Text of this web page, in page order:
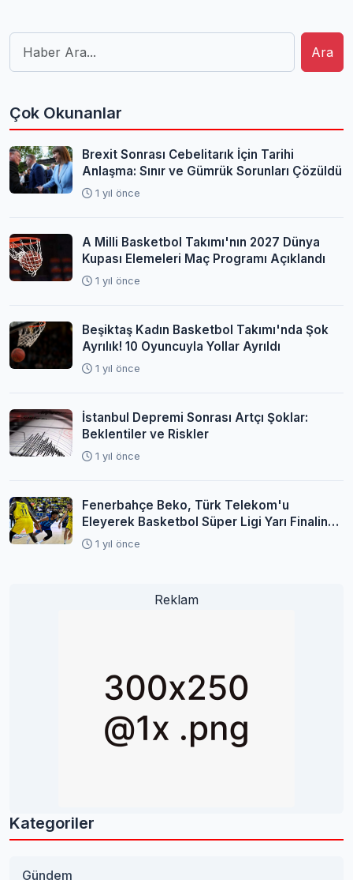
Ara
Çok Okunanlar
Brexit Sonrası Cebelitarık İçin Tarihi
Anlaşma: Sınır ve Gümrük Sorunları Çözüldü
1 yıl önce
A Milli Basketbol Takımı'nın 2027 Dünya
Kupası Elemeleri Maç Programı Açıklandı
1 yıl önce
Beşiktaş Kadın Basketbol Takımı'nda Şok
Ayrılık! 10 Oyuncuyla Yollar Ayrıldı
1 yıl önce
İstanbul Depremi Sonrası Artçı Şoklar:
Beklentiler ve Riskler
1 yıl önce
Fenerbahçe Beko, Türk Telekom'u
Eleyerek Basketbol Süper Ligi Yarı Finaline
Yükseldi
1 yıl önce
Reklam
Kategoriler
Gündem